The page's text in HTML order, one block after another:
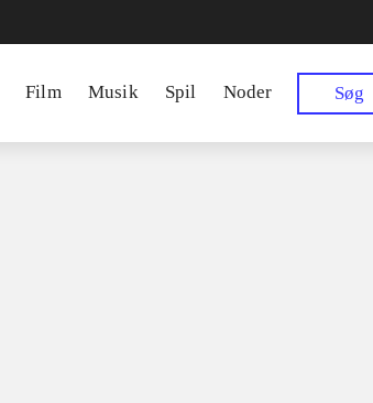
Film Musik Spil Noder Søg